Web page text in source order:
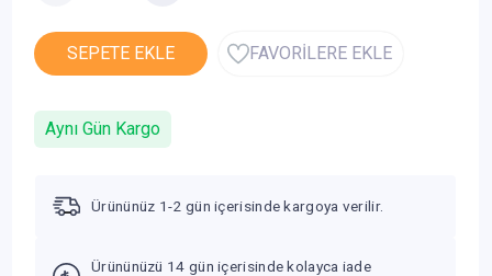
SEPETE EKLE FAVORİLERE EKLE
Aynı Gün Kargo
Ürününüz 1-2 gün içerisinde kargoya verilir.
Ürününüzü 14 gün içerisinde kolayca iade